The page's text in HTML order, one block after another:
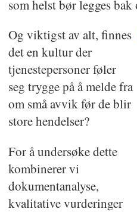
som helst bør legges bak
Og viktigst av alt, finnes
det en kultur der
tjenestepersoner føler
seg trygge på å melde fra
om små avvik før de blir
store hendelser?
For å undersøke dette
kombinerer vi
dokumentanalyse,
kvalitative vurderinger